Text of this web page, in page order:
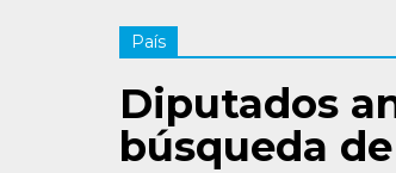
País
Diputados
búsqueda